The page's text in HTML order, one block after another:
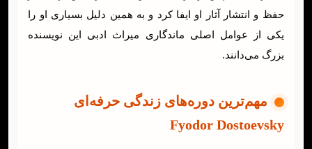
حفظ و انتشار آثار او ایفا کرد و به همین دلیل بسیاری او را
یکی از عوامل اصلی ماندگاری میراث ادبی این نویسنده
بزرگ می‌دانند.
مهم‌ترین دوره‌های زندگی حرفه‌ای
Fyodor Dostoevsky